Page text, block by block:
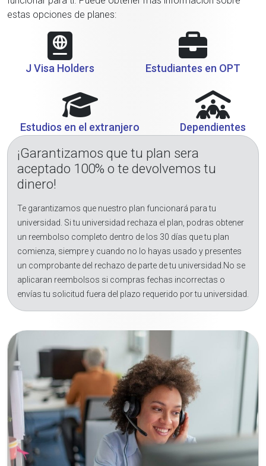
estas opciones de planes:
J Visa Holders Estudiantes en OPT
Estudios en el extranjero Dependientes
¡Garantizamos que tu plan sera
aceptado 100% o te devolvemos tu
dinero!
Te garantizamos que nuestro plan funcionará para tu
universidad. Si tu universidad rechaza el plan, podras obtener
un reembolso completo dentro de los 30 días que tu plan
comienza, siempre y cuando no lo hayas usado y presentes
un comprobante del rechazo de parte de tu universidad.No se
aplicaran reembolsos si compras fechas incorrectas o
envías tu solicitud fuera del plazo requerido por tu universidad.